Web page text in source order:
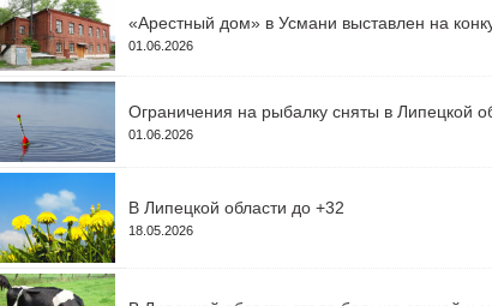
«Арестный дом» в Усмани выставлен на
01.06.2026
Ограничения на рыбалку сняты в Липецкой
01.06.2026
В Липецкой области до +32
18.05.2026